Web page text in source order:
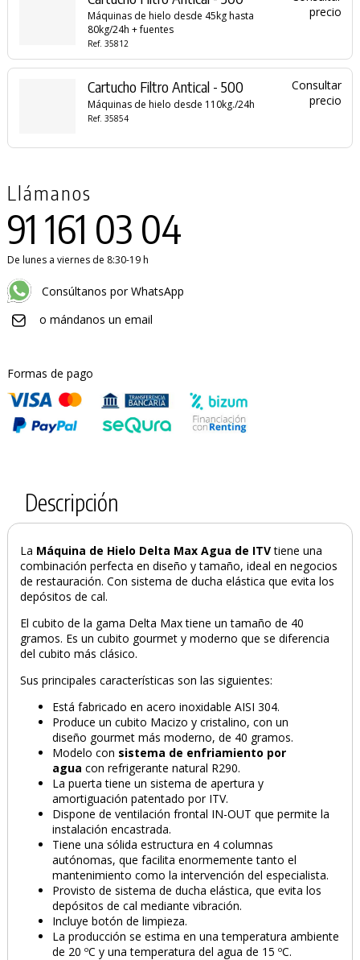
Máquinas de hielo desde 45kg hasta
80kg/24h + fuentes
Ref. 35812
precio
Cartucho Filtro Antical - 500
Máquinas de hielo desde 110kg./24h
Ref. 35854
Consultar
precio
Llámanos
91 161 03 04
De lunes a viernes de 8:30-19 h
Consúltanos por WhatsApp
o mándanos un email
Formas de pago
Descripción
La Máquina de Hielo Delta Max Agua de ITVtiene una
combinación perfecta en diseño y tamaño, ideal en negocios
de restauración. Con sistema de ducha elástica que evita los
depósitos de cal.
El cubito de la gama Delta Max tiene un tamaño de 40
gramos. Es un cubito gourmet y moderno que se diferencia
del cubito más clásico.
Sus principales características son las siguientes:
Está fabricado en acero inoxidable AISI 304.
Produce un cubito Macizo y cristalino, con un
diseño gourmet más moderno, de 40 gramos.
Modelo con sistema de enfriamiento por
agua con refrigerante natural R290.
La puerta tiene un sistema de apertura y
amortiguación patentado por ITV.
Dispone de ventilación frontal IN-OUT que permite la
instalación encastrada.
Tiene una sólida estructura en 4 columnas
autónomas, que facilita enormemente tanto el
mantenimiento como la intervención del especialista.
Provisto de sistema de ducha elástica, que evita los
depósitos de cal mediante vibración.
Incluye botón de limpieza.
La producción se estima en una temperatura ambiente
de 20 ºC y una temperatura del agua de 15 ºC.